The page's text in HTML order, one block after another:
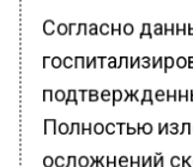
Согласно
Полностью
осложнений